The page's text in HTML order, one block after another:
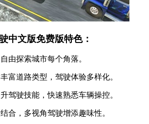
中文版免费版特色：
由探索城市每个角落。
富道路类型，驾驶体验多样化。
驾驶技能，快速熟悉车辆操控。
合，多视角驾驶增添趣味性。